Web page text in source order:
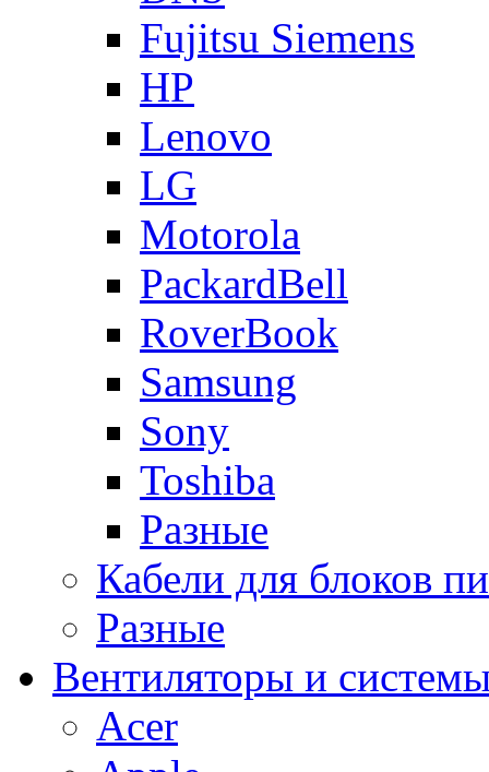
Fujitsu Siemens
HP
Lenovo
LG
Motorola
PackardBell
RoverBook
Samsung
Sony
Toshiba
Разные
Кабели для блоков
Разные
Вентиляторы и
Acer